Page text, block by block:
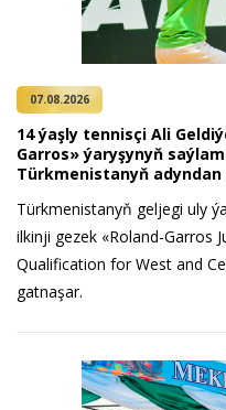
07.08.2026
14 ýaşly tennisçi Ali
Garros» ýaryşynyň
Türkmenistanyň adyndan
Türkmenistanyň geljegi uly
ilkinji gezek «Roland-Garros
Qualification for West and
gatnaşar.